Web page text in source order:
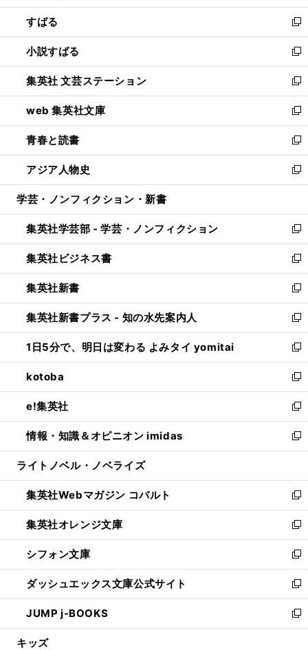
開
く
ウ
で
開
く
ン
ド
ウ
で
開
く
すばる
新
し
い
ウ
ィ
ン
ド
ウ
で
開
く
小説すばる
新
し
い
ウ
ィ
ン
ド
ウ
で
開
集英社 文芸ステーション
新
し
い
ウ
ィ
ン
ド
ウ
開
く
web 集英社文庫
新
し
い
ウ
ィ
ン
ウ
で
開
く
青春と読書
新
し
い
ウ
ン
ド
ウ
で
開
く
アジア人物史
新
し
ウ
ィ
ン
ド
ウ
で
開
く
学芸・ノンフィクション・新書
集英社学芸部 - 学芸・ノンフィクション
新
し
い
ウ
ィ
ン
ド
ウ
で
開
く
集英社ビジネス書
新
し
い
ウ
ィ
ン
ド
ウ
で
開
く
集英社新書
新
し
い
ウ
ィ
ン
ド
ウ
で
開
く
集英社新書プラス - 知の水先案内人
新
し
い
ウ
ィ
ン
ド
ウ
で
開
1日5分で、明日は変わる よみタイ yomitai
新
し
い
ウ
ィ
ン
ド
ウ
開
く
kotoba
新
し
い
ウ
ィ
ン
ウ
で
開
く
e!集英社
新
し
い
ウ
ン
ド
ウ
で
開
く
情報・知識＆オピニオン imidas
新
し
ウ
ィ
ン
ド
ウ
で
開
く
ライトノベル・ノベライズ
集英社Webマガジン コバルト
新
し
い
ウ
ィ
ン
ド
ウ
で
開
集英社オレンジ文庫
新
し
い
ウ
ィ
ン
ド
ウ
シフォン文庫
新
し
い
ウ
ィ
ン
ダッシュエックス文庫公式サイト
新
し
い
ウ
JUMP j-BOOKS
新
し
キッズ